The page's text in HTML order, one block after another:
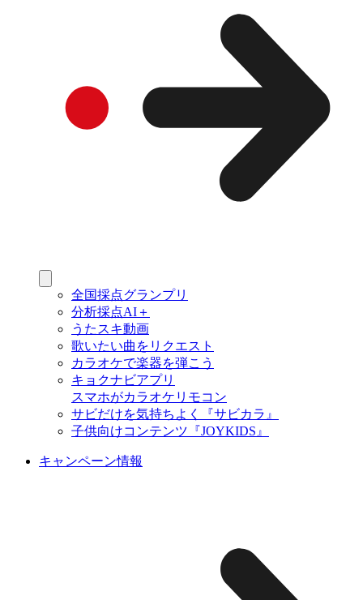
全国採点グランプリ
分析採点AI＋
うたスキ動画
歌いたい曲をリクエスト
カラオケで楽器を弾こう
キョクナビアプリ
スマホがカラオケリモコン
サビだけを気持ちよく『サビカラ』
子供向けコンテンツ『JOYKIDS』
キャンペーン情報